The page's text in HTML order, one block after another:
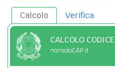
Calcolo Verifica
CALCOLO
nonsoloCAP.it